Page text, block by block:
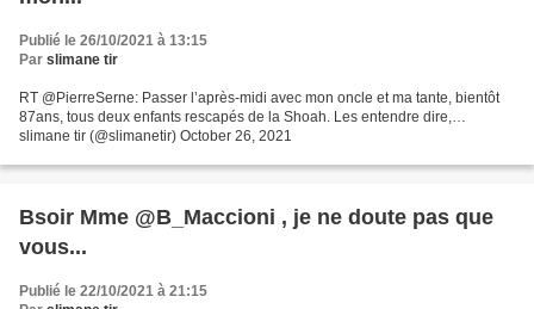
Publié le 26/10/2021 à 13:15
Par slimane tir
RT @PierreSerne: Passer l’après-midi avec mon oncle et ma tante, bientôt
87ans, tous deux enfants rescapés de la Shoah. Les entendre dire,…
slimane tir (@slimanetir) October 26, 2021
Bsoir Mme @B_Maccioni , je ne doute pas que
vous...
Publié le 22/10/2021 à 21:15